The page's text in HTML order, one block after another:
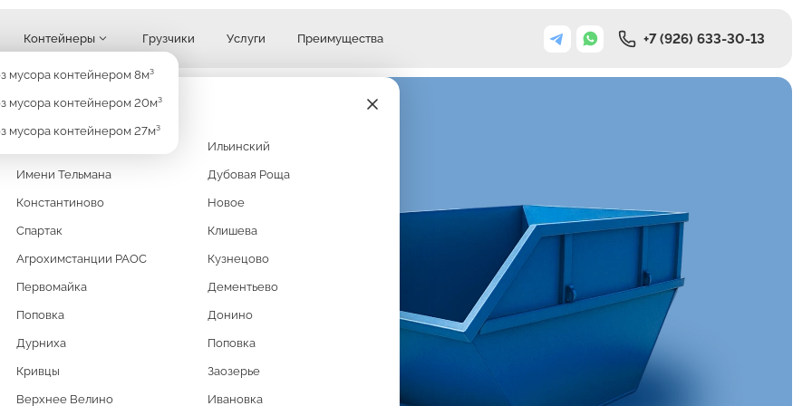
Ильинский
Имени Тельмана Дубовая Роща
Константиново Новое
Спартак Клишева
Агрохимстанции РАОС Кузнецово
Первомайка Дементьево
Поповка Донино
Дурниха Поповка
Кривцы Заозерье
Верхнее Велино Ивановка
Контейнеры
мусора контейнером 8м³
мусора контейнером 20м³
мусора контейнером 27м³
Грузчики Услуги Преимущества +7 (926) 633-30-13
строительный мусор
8м3. Маневренный
Узнать стоимость